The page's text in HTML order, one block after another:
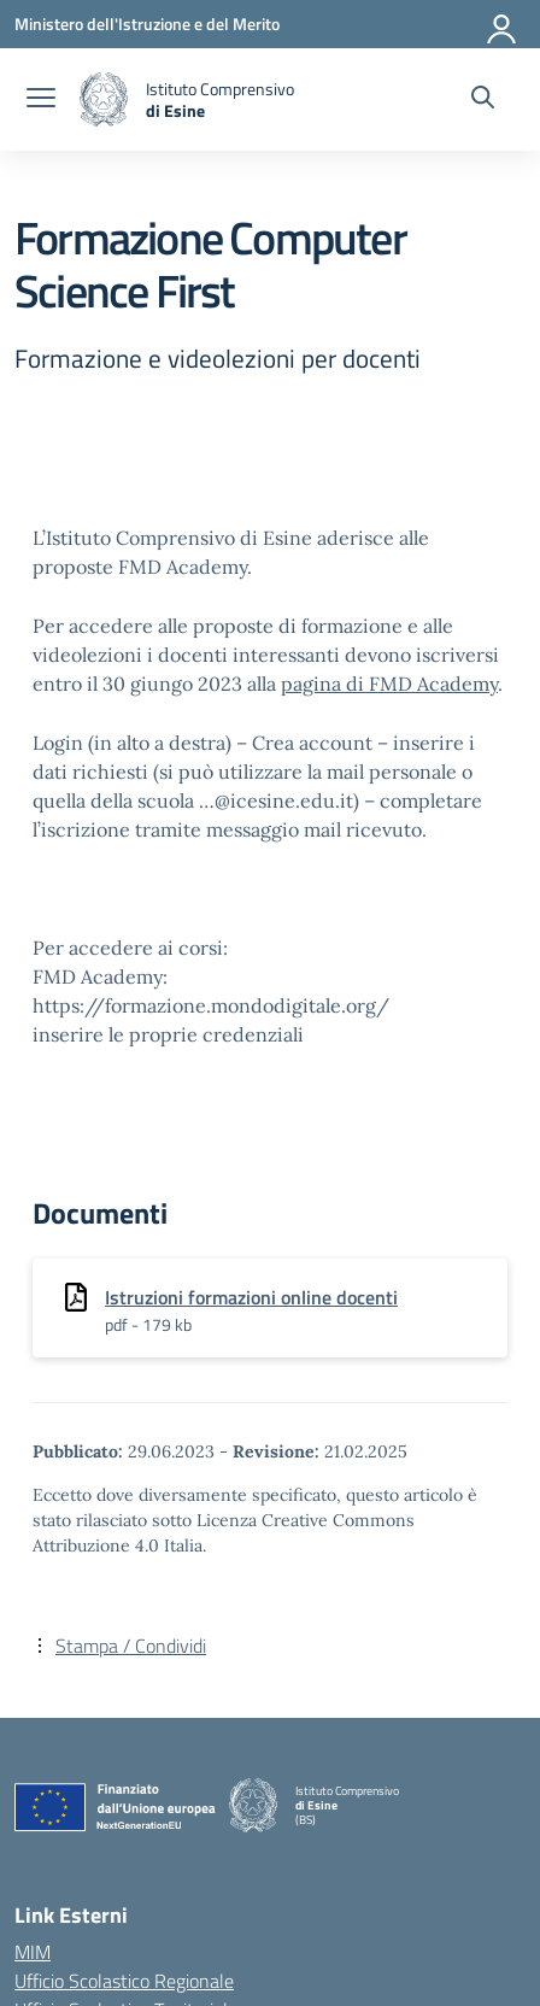
Vai ai contenuti
Vai al menu di navigazione
Vai al footer
Ministero dell'Istruzione e del Merito
Istituto Comprensivo
di Esine
Formazione Computer
Science First
Formazione e videolezioni per docenti
L’Istituto Comprensivo di Esine aderisce alle
proposte FMD Academy.
Per accedere alle proposte di formazione e alle
videolezioni i docenti interessanti devono iscriversi
entro il 30 giungo 2023 alla pagina di FMD Academy.
Login (in alto a destra) – Crea account – inserire i
dati richiesti (si può utilizzare la mail personale o
quella della scuola …@icesine.edu.it) – completare
l’iscrizione tramite messaggio mail ricevuto.
Per accedere ai corsi:
FMD Academy:
https://formazione.mondodigitale.org/
inserire le proprie credenziali
Documenti
Istruzioni formazioni online docenti
pdf - 179 kb
Pubblicato: 29.06.2023 - Revisione: 21.02.2025
Eccetto dove diversamente specificato, questo articolo è
stato rilasciato sotto Licenza Creative Commons
Attribuzione 4.0 Italia.
Stampa / Condividi
Istituto Comprensivo
di Esine
(BS)
Link Esterni
MIM
Ufficio Scolastico Regionale